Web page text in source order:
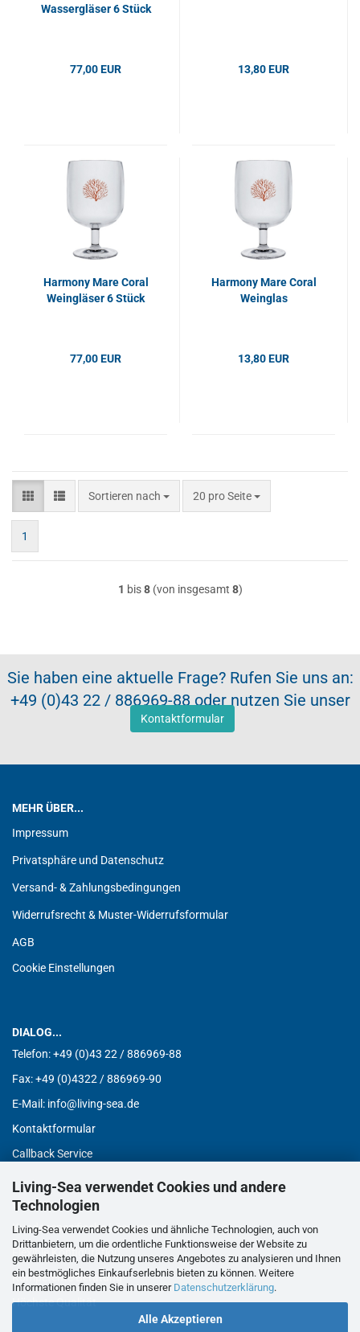
Living-Sea verwendet Cookies und andere
Technologien
Living-Sea verwendet Cookies und ähnliche Technologien, auch von
Drittanbietern, um die ordentliche Funktionsweise der Website zu
gewährleisten, die Nutzung unseres Angebotes zu analysieren und Ihnen
ein bestmögliches Einkaufserlebnis bieten zu können. Weitere
Informationen finden Sie in unserer Datenschutzerklärung.
Alle Akzeptieren
Wassergläser 6 Stück
77,00 EUR 13,80 EUR
Harmony Mare Coral
Weingläser 6 Stück
77,00 EUR
Harmony Mare Coral
Weinglas
13,80 EUR
Sortieren nach
Sortieren nach 20 pro Seite
pro Seite
1
1 bis8(von insgesamt 8)
Sie haben eine aktuelle Frage? Rufen Sie uns an:
+49 (0)43 22 / 886969-88 oder nutzen Sie unser
Kontaktformular
MEHR ÜBER...
Impressum
Privatsphäre und Datenschutz
Versand- & Zahlungsbedingungen
Widerrufsrecht & Muster-Widerrufsformular
AGB
Cookie Einstellungen
DIALOG...
Telefon:+49 (0)43 22 / 886969-88
Fax:+49 (0)4322 / 886969-90
E-Mail: info@living-sea.de
Kontaktformular
Callback Service
VORTEILE...
Kundenspezifische Lösungen
Flexible Konfiguration
Kompetente Beratung
Höchste Qualität